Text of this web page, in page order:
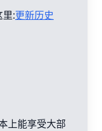
:更新历史
上能享受大部